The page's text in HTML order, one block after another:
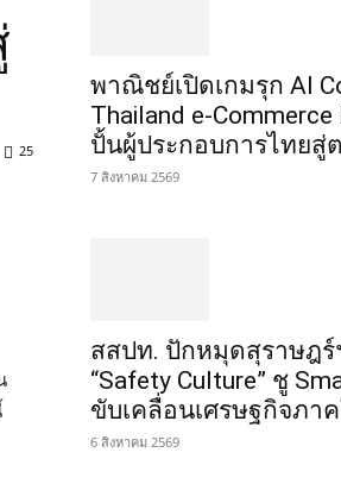
25
พาณิชย์เปิดเกมรุก AI
Thailand e-Commerce
ปั้นผู้ประกอบการไทยสู่
7 สิงหาคม 2569
สสปท. ปักหมุดสุราษฎร์
“Safety Culture” ชู
ขับเคลื่อนเศรษฐกิจภา
6 สิงหาคม 2569